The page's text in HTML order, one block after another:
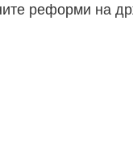
реформи на